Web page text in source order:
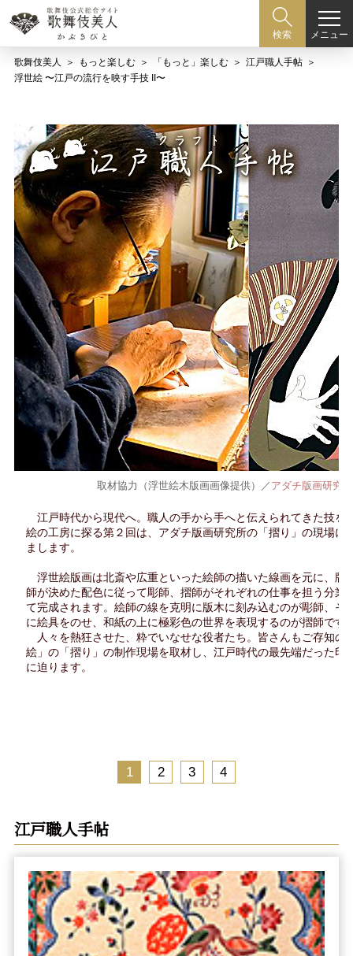
検索 メニュー
歌舞伎美人 もっと楽しむ 「もっと」楽しむ
江戸職人手帖
浮世絵 〜江戸の流行を映す手技 II〜
取材協力（浮世絵木版画画像提供）／ アダチ版画研究所
江戸時代から現代へ。職人の手から手へと伝えられてきた技を
絵の工房に探る第２回は、アダチ版画研究所の「摺り」の現場に
まします。
浮世絵版画は北斎や広重といった絵師の描いた線画を元に、版
師が決めた配色に従って彫師、摺師がそれぞれの仕事を担う分業
て完成されます。絵師の線を克明に版木に刻み込むのが彫師、そ
に絵具をのせ、和紙の上に極彩色の世界を表現するのが摺師です
人々を熱狂させた、粋でいなせな役者たち。皆さんもご存知の
絵」の「摺り」の制作現場を取材し、江戸時代の最先端だった印
に迫ります。
1 2 3 4
江戸職人手帖